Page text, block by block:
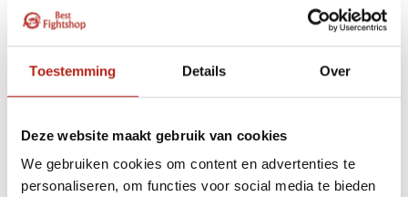
Toestemming Details Over
Deze website maakt gebruik van cookies
We gebruiken cookies om content en advertenties te
personaliseren, om functies voor social media te bieden
tassen beschikbaar, waaronder draagtassen, foudralen
en koffers, elk met hun eigen voor- en nadelen.
draagtassen en foudralen. We bespreken waarom het
soorten wapentassen er beschikbaar zijn.